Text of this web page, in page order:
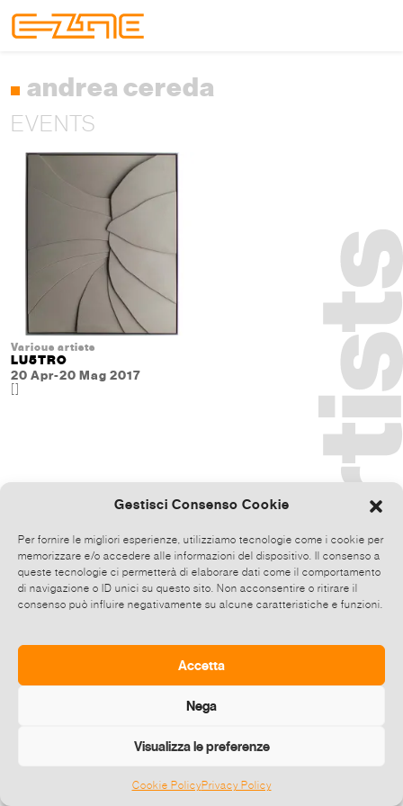
Gestisci Consenso Cookie
Per fornire le migliori esperienze, utilizziamo tecnologie come i cookie per
memorizzare e/o accedere alle informazioni del dispositivo. Il consenso a
queste tecnologie ci permetterà di elaborare dati come il comportamento
di navigazione o ID unici su questo sito. Non acconsentire o ritirare il
consenso può influire negativamente su alcune caratteristiche e funzioni.
Accetta
Nega
Visualizza le preferenze
Cookie PolicyPrivacy Policy
andrea cereda
EVENTS
Various artists
LU5TRO
20 Apr-20 Mag 2017
[]
©2026 E-zine